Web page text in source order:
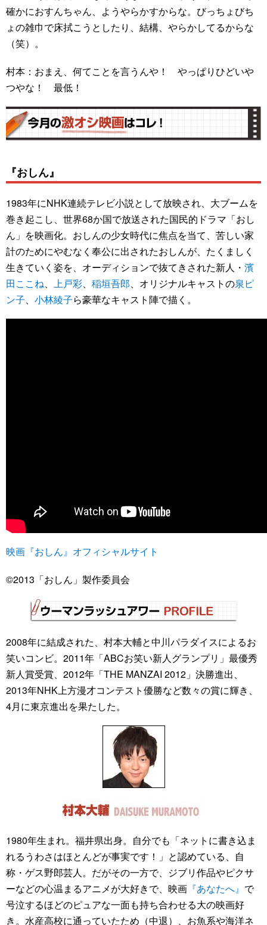
確かにおすんちゃん、ようやらかすからな。びっちょびち
ょの雑巾で床拭こうとしたり、結構、やらかしてるからな
（笑）。
村本：おまえ、何てことを言うんや！ やっぱりひどいや
つやな！ 最低！
『おしん』
1983年にNHK連続テレビ小説として放映され、大ブームを
巻き起こし、世界68か国で放送された国民的ドラマ「おし
ん」を映画化。おしんの少女時代に焦点を当て、苦しい家
計のためにやむなく奉公に出されたおしんが、たくましく
生きていく姿を、オーディションで抜てきされた新人・ 濱
田ここね、 上戸彩、 稲垣吾郎、オリジナルキャストの泉ピ
ン子、 小林綾子ら豪華なキャスト陣で描く。
映画『おしん』オフィシャルサイト
©2013「おしん」製作委員会
2008年に結成された、村本大輔と中川パラダイスによるお
笑いコンビ。2011年「ABCお笑い新人グランプリ」最優秀
新人賞受賞、2012年「THE MANZAI 2012」決勝進出、
2013年NHK上方漫才コンテスト優勝など数々の賞に輝き、
4月に東京進出を果たした。
1980年生まれ。福井県出身。自分でも「ネットに書き込ま
れるうわさはほとんどが事実です！」と認めている、自
称・ゲス野郎芸人。だがその一方で、ジブリ作品やピクサ
ーなどの心温まるアニメが大好きで、映画 『あなたへ』 で
号泣するほどのピュアな一面も持ち合わせる大の映画好
き。水産高校に通っていたため（中退）、お魚系や海洋ネ